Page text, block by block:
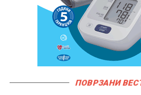
ПОВРЗАНИ